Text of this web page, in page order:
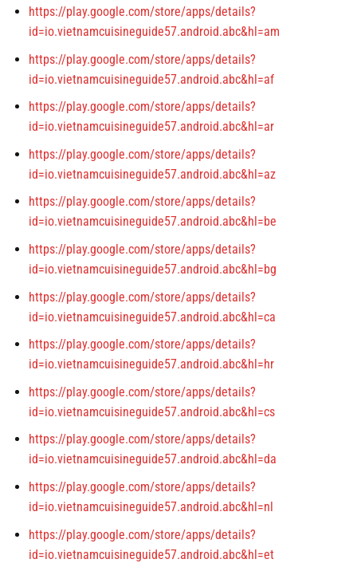
https://play.google.com/store/apps/details?
id=io.vietnamcuisineguide57.android.abc&hl=am
https://play.google.com/store/apps/details?
id=io.vietnamcuisineguide57.android.abc&hl=af
https://play.google.com/store/apps/details?
id=io.vietnamcuisineguide57.android.abc&hl=ar
https://play.google.com/store/apps/details?
id=io.vietnamcuisineguide57.android.abc&hl=az
https://play.google.com/store/apps/details?
id=io.vietnamcuisineguide57.android.abc&hl=be
https://play.google.com/store/apps/details?
id=io.vietnamcuisineguide57.android.abc&hl=bg
https://play.google.com/store/apps/details?
id=io.vietnamcuisineguide57.android.abc&hl=ca
https://play.google.com/store/apps/details?
id=io.vietnamcuisineguide57.android.abc&hl=hr
https://play.google.com/store/apps/details?
id=io.vietnamcuisineguide57.android.abc&hl=cs
https://play.google.com/store/apps/details?
id=io.vietnamcuisineguide57.android.abc&hl=da
https://play.google.com/store/apps/details?
id=io.vietnamcuisineguide57.android.abc&hl=nl
https://play.google.com/store/apps/details?
id=io.vietnamcuisineguide57.android.abc&hl=et